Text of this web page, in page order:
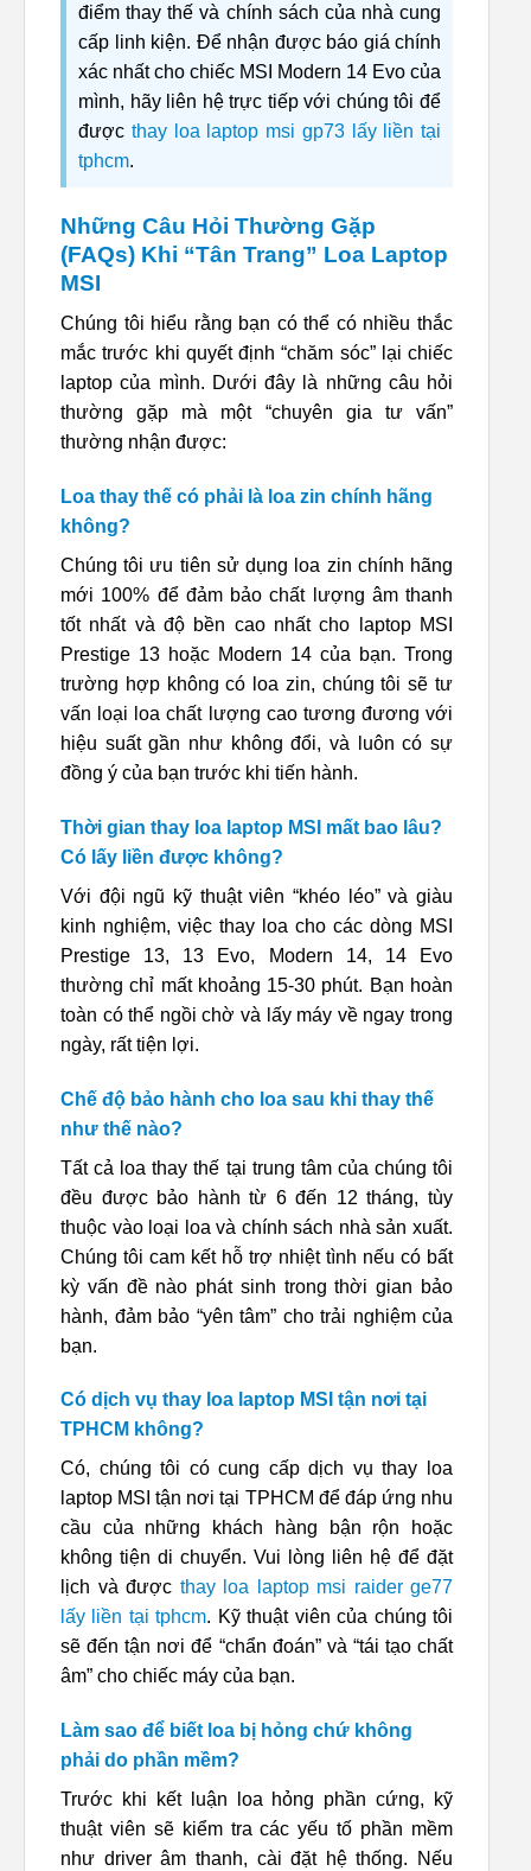
điểm thay thế và chính sách của nhà cung
cấp linh kiện. Để nhận được báo giá chính
xác nhất cho chiếc MSI Modern 14 Evo của
mình, hãy liên hệ trực tiếp với chúng tôi để
được thay loa laptop msi gp73 lấy liền tại
tphcm.
Những Câu Hỏi Thường Gặp
(FAQs) Khi “Tân Trang” Loa Laptop
MSI
Chúng tôi hiểu rằng bạn có thể có nhiều thắc
mắc trước khi quyết định “chăm sóc” lại chiếc
laptop của mình. Dưới đây là những câu hỏi
thường gặp mà một “chuyên gia tư vấn”
thường nhận được:
Loa thay thế có phải là loa zin chính hãng
không?
Chúng tôi ưu tiên sử dụng loa zin chính hãng
mới 100% để đảm bảo chất lượng âm thanh
tốt nhất và độ bền cao nhất cho laptop MSI
Prestige 13 hoặc Modern 14 của bạn. Trong
trường hợp không có loa zin, chúng tôi sẽ tư
vấn loại loa chất lượng cao tương đương với
hiệu suất gần như không đổi, và luôn có sự
đồng ý của bạn trước khi tiến hành.
Thời gian thay loa laptop MSI mất bao lâu?
Có lấy liền được không?
Với đội ngũ kỹ thuật viên “khéo léo” và giàu
kinh nghiệm, việc thay loa cho các dòng MSI
Prestige 13, 13 Evo, Modern 14, 14 Evo
thường chỉ mất khoảng 15-30 phút. Bạn hoàn
toàn có thể ngồi chờ và lấy máy về ngay trong
ngày, rất tiện lợi.
Chế độ bảo hành cho loa sau khi thay thế
như thế nào?
Tất cả loa thay thế tại trung tâm của chúng tôi
đều được bảo hành từ 6 đến 12 tháng, tùy
thuộc vào loại loa và chính sách nhà sản xuất.
Chúng tôi cam kết hỗ trợ nhiệt tình nếu có bất
kỳ vấn đề nào phát sinh trong thời gian bảo
hành, đảm bảo “yên tâm” cho trải nghiệm của
bạn.
Có dịch vụ thay loa laptop MSI tận nơi tại
TPHCM không?
Có, chúng tôi có cung cấp dịch vụ thay loa
laptop MSI tận nơi tại TPHCM để đáp ứng nhu
cầu của những khách hàng bận rộn hoặc
không tiện di chuyển. Vui lòng liên hệ để đặt
lịch và được thay loa laptop msi raider ge77
lấy liền tại tphcm. Kỹ thuật viên của chúng tôi
sẽ đến tận nơi để “chẩn đoán” và “tái tạo chất
âm” cho chiếc máy của bạn.
Làm sao để biết loa bị hỏng chứ không
phải do phần mềm?
Trước khi kết luận loa hỏng phần cứng, kỹ
thuật viên sẽ kiểm tra các yếu tố phần mềm
như driver âm thanh, cài đặt hệ thống. Nếu